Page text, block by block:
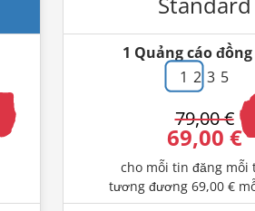
1 Quảng cáo
1 2 3 5
79,00 €
69,00 €
cho mỗi tin đăng mỗi
tương đương 69,00 €